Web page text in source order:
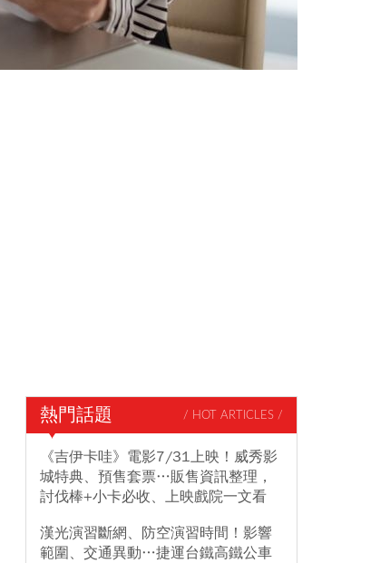
熱門話題 / HOT ARTICLES /
《吉伊卡哇》電影7/31上映！威秀影
城特典、預售套票…販售資訊整理，
討伐棒+小卡必收、上映戲院一文看
漢光演習斷網、防空演習時間！影響
範圍、交通異動…捷運台鐵高鐵公車